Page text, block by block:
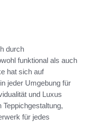
durch
funktional als auch
hat sich auf
jeder Umgebung für
und Luxus
für jedes